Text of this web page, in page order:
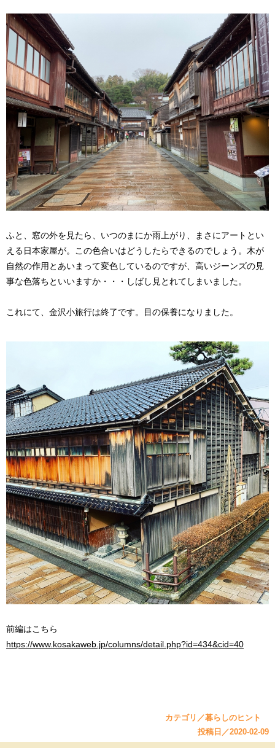
ふと、窓の外を見たら、いつのまにか雨上がり、まさにアートとい
える日本家屋が。この色合いはどうしたらできるのでしょう。木が
自然の作用とあいまって変色しているのですが、高いジーンズの見
事な色落ちといいますか・・・しばし見とれてしまいました。
これにて、金沢小旅行は終了です。目の保養になりました。
前編はこちら
https://www.kosakaweb.jp/columns/detail.php?id=434&cid=40
カテゴリ／暮らしのヒント
投稿日／2020-02-09